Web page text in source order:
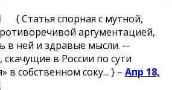
{ Статья спорная с мутной,
аргументацией,
в ней и здравые мысли. --
в России по сути
в собственном соку... } – Апр 18,